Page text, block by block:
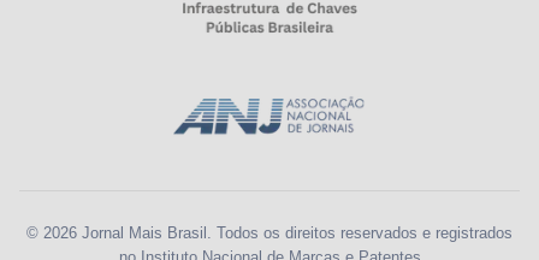
© 2026 Jornal Mais Brasil. Todos os direitos reservados e registrados